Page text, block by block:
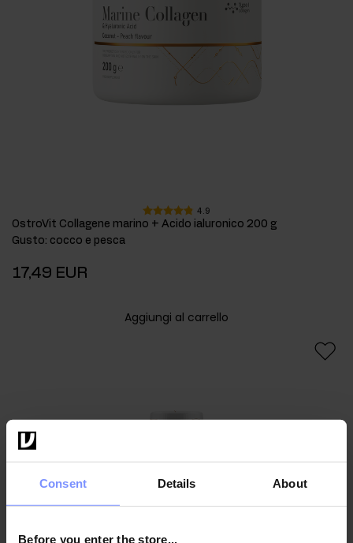
Consent Details About
Before you enter the store...
4.9
OstroVit Collagene marino + Acido ialuronico 200 g
Gusto: cocco e pesca
17,49 EUR
Aggiungi al carrello